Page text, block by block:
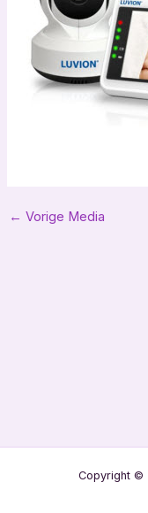
Bericht
← Vorige Media
Copyright ©